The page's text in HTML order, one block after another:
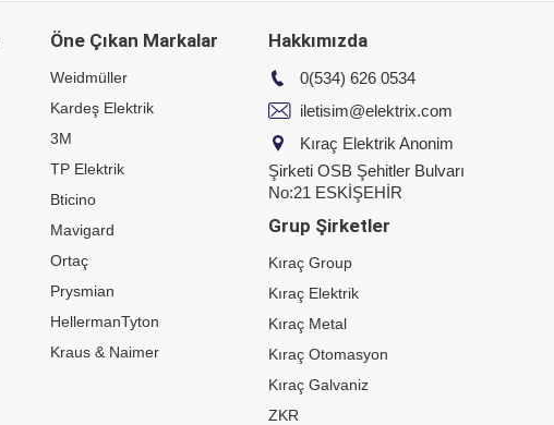
Öne Çıkan Markalar
Weidmüller
Kardeş Elektrik
3M
TP Elektrik
Bticino
Mavigard
Ortaç
Prysmian
HellermanTyton
Kraus & Naimer
Hakkımızda
0(534) 626 0534
iletisim@elektrix.com
Kıraç Elektrik Anonim
Şirketi OSB Şehitler Bulvarı
No:21 ESKİŞEHİR
Grup Şirketler
Kıraç Group
Kıraç Elektrik
Kıraç Metal
Kıraç Otomasyon
Kıraç Galvaniz
ZKR